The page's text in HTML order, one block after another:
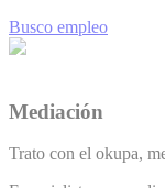
Busco empleo
Mediación
Trato con el okupa,